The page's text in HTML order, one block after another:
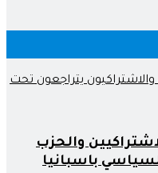
والحزب
باسبانيا